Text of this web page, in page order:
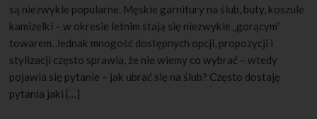
są niezwykle popularne. Męskie garnitury na ślub, buty, koszule
kamizelki – w okresie letnim stają się niezwykle „gorącym”
towarem. Jednak mnogość dostępnych opcji, propozycji i
stylizacji często sprawia, że nie wiemy co wybrać – wtedy
pojawia się pytanie – jak ubrać się na ślub? Często dostaję
pytania jaki […]